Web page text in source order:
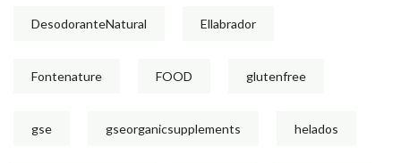
DesodoranteNatural Ellabrador
Fontenature FOOD glutenfree
gse gseorganicsupplements helados